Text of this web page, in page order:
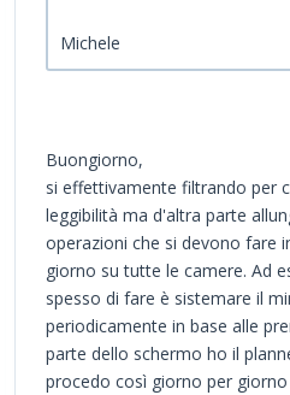
Michele
Buongiorno,
si effettivamente filtrando per
leggibilità ma d'altra parte
operazioni che si devono fare
giorno su tutte le camere. Ad
spesso di fare è sistemare il
periodicamente in base alle
parte dello schermo ho il
procedo così giorno per